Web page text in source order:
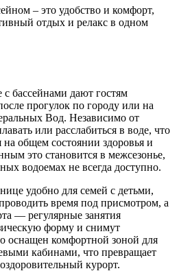
– это удобство и комфорт,
отдых и релакс в одном
бассейнами дают гостям
прогулок по городу или на
Вод. Независимо от
или расслабиться в воде, что
на общем состоянии здоровья и
это становится в межсезонье,
водоемах не всегда доступно.
удобно для семей с детьми,
время под присмотром, а
— регулярные занятия
форму и снимут
оснащен комфортной зоной для
кабинами, что превращает
курорт.